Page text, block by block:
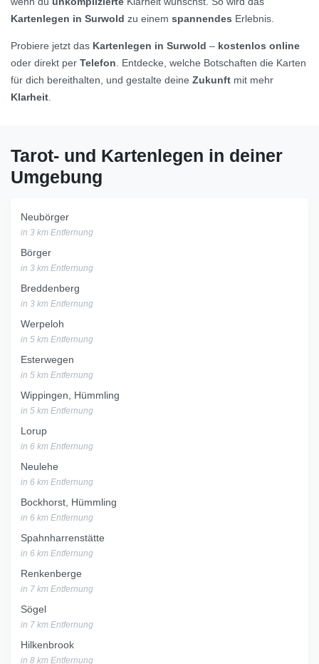
Kartenlegen in Surwold zu einem spannendes Erlebnis.
Probiere jetzt das Kartenlegen in Surwold – kostenlos online
oder direkt per Telefon . Entdecke, welche Botschaften die Karten
für dich bereithalten, und gestalte deine Zukunft mit mehr
Klarheit
Tarot- und Kartenlegen in deiner
Umgebung
Neubörger
in 3 km Entfernung
Börger
in 3 km Entfernung
Breddenberg
in 3 km Entfernung
Werpeloh
in 5 km Entfernung
Esterwegen
in 5 km Entfernung
Wippingen, Hümmling
in 5 km Entfernung
Lorup
in 6 km Entfernung
Neulehe
in 6 km Entfernung
Bockhorst, Hümmling
in 6 km Entfernung
Spahnharrenstätte
in 6 km Entfernung
Renkenberge
in 7 km Entfernung
Sögel
in 7 km Entfernung
Hilkenbrook
in 8 km Entfernung